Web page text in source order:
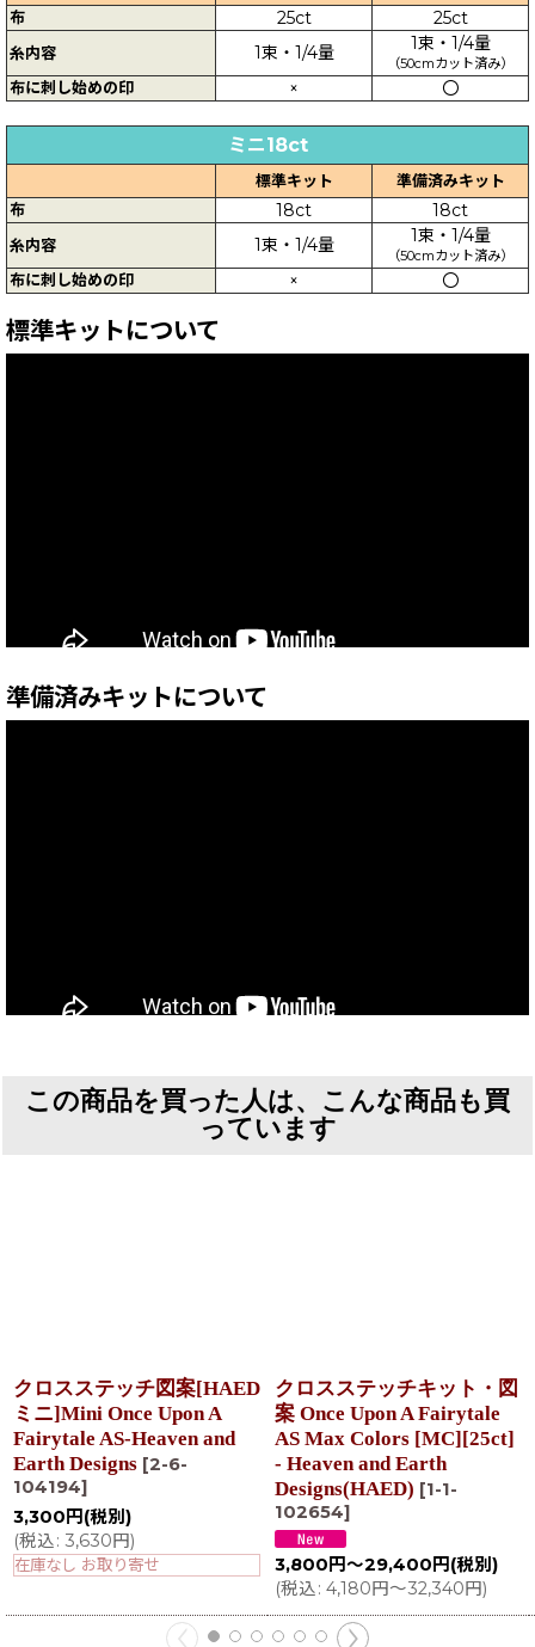
布 25ct 25ct
糸内容 1束・1/4量 1束・1/4量
（50cmカット済み）
布に刺し始めの印 × 〇
ミニ18ct
標準キット
準備済みキット
布
18ct 18ct
糸内容 1束・1/4量 1束・1/4量
（50cmカット済み）
布に刺し始めの印 × 〇
標準キットについて
準備済みキットについて
この商品を買った人は、こんな商品も買
っています
クロスステッチ図案[HAED
ミニ]Mini Once Upon A
Fairytale AS-Heaven and
Earth Designs [2-6-
104194]
3,300 円 (税別)
(税込: 3,630円)
在庫なし お取り寄せ
クロスステッチキット・図
案 Once Upon A Fairytale
AS Max Colors [MC][25ct]
- Heaven and Earth
Designs(HAED) [1-1-
102654]
3,800 円～29,400 円 (税別)
(税込: 4,180円～32,340円)